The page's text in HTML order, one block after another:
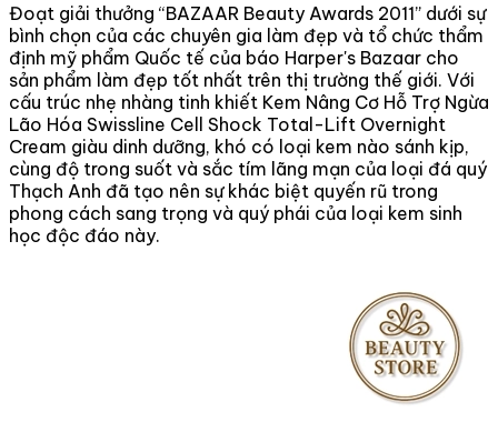
Đoạt giải thưởng “BAZAAR Beauty Awards 2011” dưới sự
bình chọn của các chuyên gia làm đẹp và tổ chức thẩm
định mỹ phẩm Quốc tế của báo Harper's Bazaar cho
sản phẩm làm đẹp tốt nhất trên thị trường thế giới. Với
cấu trúc nhẹ nhàng tinh khiết Kem Nâng Cơ Hỗ Trợ Ngừa
Lão Hóa Swissline Cell Shock Total-Lift Overnight
Cream giàu dinh dưỡng, khó có loại kem nào sánh kịp,
cùng độ trong suốt và sắc tím lãng mạn của loại đá quý
Thạch Anh đã tạo nên sự khác biệt quyến rũ trong
phong cách sang trọng và quý phái của loại kem sinh
học độc đáo này.